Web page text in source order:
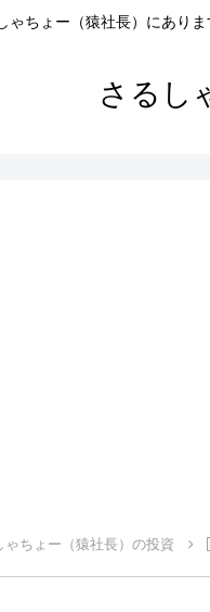
ゃちょー（猿社長）にあり
さるし
ゃちょー（猿社長）の投資